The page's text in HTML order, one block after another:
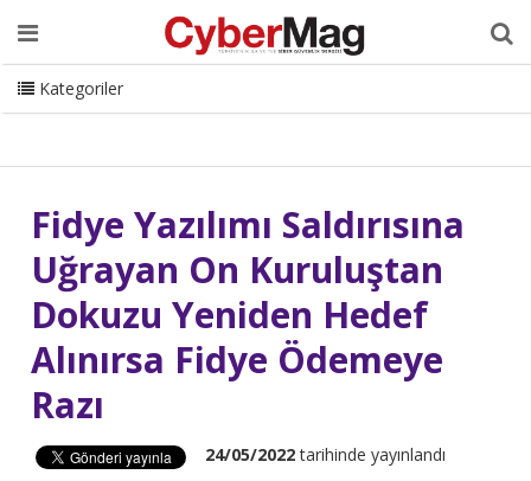
Ana Sayfa Hakkımızda Dergi Editörden
Danışmanlık
ISC Turkey Sizden Gelenler
İletişim
CyberMag Logo
Kategoriler
Fidye Yazılımı Saldırısına
Uğrayan On Kuruluştan
Dokuzu Yeniden Hedef
Alınırsa Fidye Ödemeye
Razı
24/05/2022tarihinde yayınlandı